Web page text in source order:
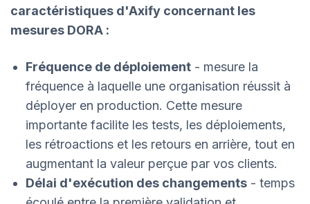
caractéristiques d'Axify concernant les
mesures DORA :
Fréquence de déploiement - mesure la
fréquence à laquelle une organisation réussit à
déployer en production. Cette mesure
importante facilite les tests, les déploiements,
les rétroactions et les retours en arrière, tout en
augmentant la valeur perçue par vos clients.
Délai d'exécution des changements - temps